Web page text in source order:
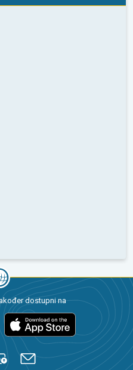
dostupni na